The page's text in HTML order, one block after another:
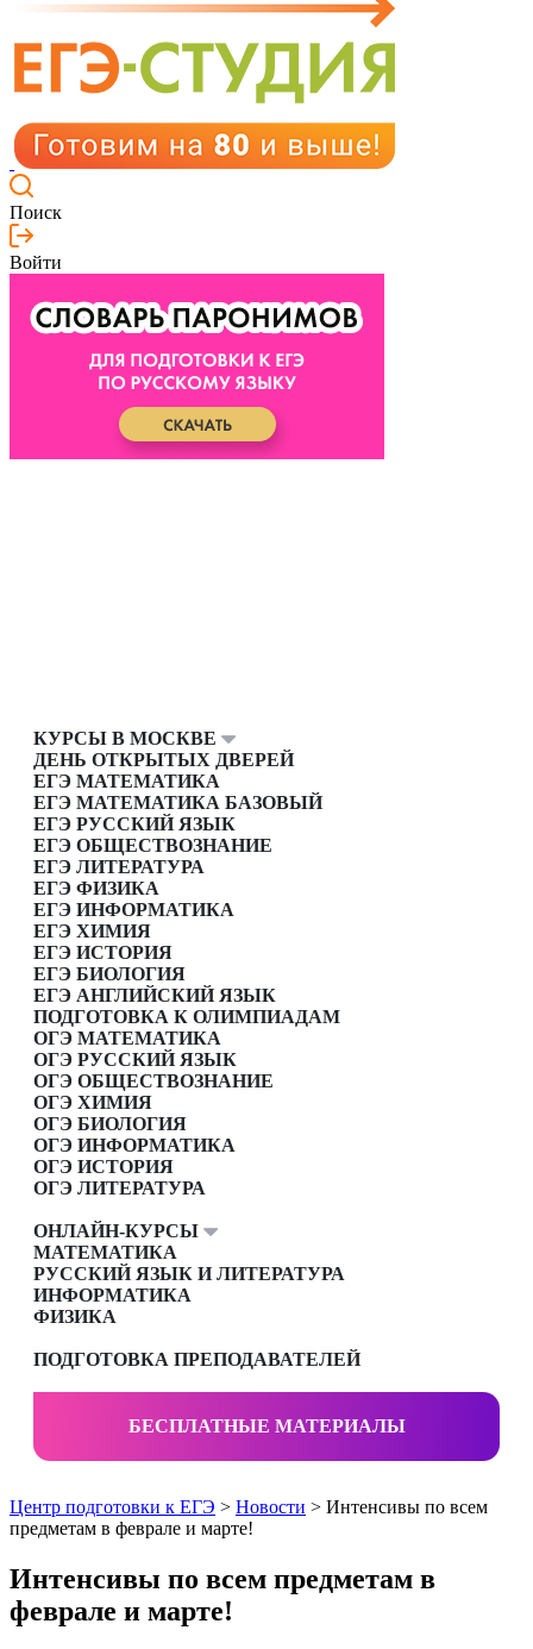
Поиск
Войти
КУРСЫ В МОСКВЕ
ДЕНЬ ОТКРЫТЫХ ДВЕРЕЙ
ЕГЭ МАТЕМАТИКА
ЕГЭ МАТЕМАТИКА БАЗОВЫЙ
ЕГЭ РУССКИЙ ЯЗЫК
ЕГЭ ОБЩЕСТВОЗНАНИЕ
ЕГЭ ЛИТЕРАТУРА
ЕГЭ ФИЗИКА
ЕГЭ ИНФОРМАТИКА
ЕГЭ ХИМИЯ
ЕГЭ ИСТОРИЯ
ЕГЭ БИОЛОГИЯ
ЕГЭ АНГЛИЙСКИЙ ЯЗЫК
ПОДГОТОВКА К ОЛИМПИАДАМ
ОГЭ МАТЕМАТИКА
ОГЭ РУССКИЙ ЯЗЫК
ОГЭ ОБЩЕСТВОЗНАНИЕ
ОГЭ ХИМИЯ
ОГЭ БИОЛОГИЯ
ОГЭ ИНФОРМАТИКА
ОГЭ ИСТОРИЯ
ОГЭ ЛИТЕРАТУРА
ОНЛАЙН-КУРСЫ
МАТЕМАТИКА
РУССКИЙ ЯЗЫК И ЛИТЕРАТУРА
ИНФОРМАТИКА
ФИЗИКА
ПОДГОТОВКА ПРЕПОДАВАТЕЛЕЙ
БЕСПЛАТНЫЕ МАТЕРИАЛЫ
Центр подготовки к ЕГЭ > Новости > Интенсивы по всем
предметам в феврале и марте!
Интенсивы по всем предметам в
феврале и марте!